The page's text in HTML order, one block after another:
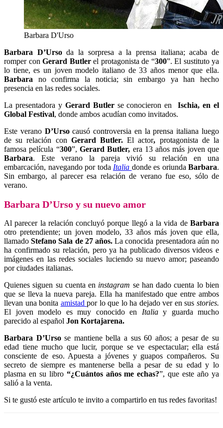
Barbara D'Urso
Barbara D’Ursoda la sorpresa a la prensa italiana; acaba de
romper con Gerard Butler el protagonista de “300”. El sustituto ya
lo tiene, es un joven modelo italiano de 33 años menor que ella.
Barbara no confirma la noticia; sin embargo ya han hecho
presencia en las redes sociales.
La presentadora y Gerard Butler se conocieron en
Ischia, en el
Global Festival, donde ambos acudían como invitados.
Este verano D’Ursocausó controversia en la prensa italiana luego
de su relación con Gerard Butler.El actor, protagonista de la
famosa película “300”, Gerard Butler, era 13 años más joven que
Barbara. Este verano la pareja vivió su relación en una
embarcación, navegando por toda Italia donde es oriunda Barbara.
Sin embargo, al parecer esa relación de verano fue eso, sólo de
verano.
Barbara D’Urso y su nuevo amor
Al parecer la relación concluyó porque llegó a la vida de Barbara
otro pretendiente; un joven modelo, 33 años más joven que ella,
llamadoStefano Sala de 27 años.La conocida presentadora aún no
ha confirmado su relación, pero ya ha publicado diversos videos e
imágenes en las redes sociales luciendo su nuevo amor; paseando
por ciudades italianas.
Quienes siguen su cuenta en instagram se han dado cuenta lo bien
que se lleva la nueva pareja. Ella ha manifestado que entre ambos
llevan una bonita amistadpor lo que lo ha dejado ver en susstories.
El joven modelo es muy conocido en Italiay guarda mucho
parecido al español Jon Kortajarena.
Barbara D’Ursose mantiene bella a sus 60 años; a pesar de su
edad tiene mucho que lucir, porque se ve espectacular; ella está
consciente de eso. Apuesta a jóvenes y guapos compañeros. Su
secreto de siempre es mantenerse bella a pesar de su edad y lo
plasma en su libro “¿Cuántos años me echas?”, que este año ya
salió a la venta.
Si te gustó este artículo te invito a compartirlo en tus redes favoritas!